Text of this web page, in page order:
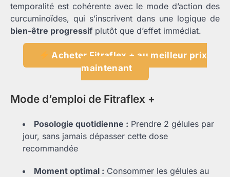
temporalité est cohérente avec le mode d’action des
curcuminoïdes, qui s’inscrivent dans une logique de
bien-être progressif plutôt que d’effet immédiat.
Acheter Fitraflex + au meilleur prix
maintenant
Mode d’emploi de Fitraflex +
Posologie quotidienne : Prendre 2 gélules par
jour, sans jamais dépasser cette dose
recommandée
Moment optimal : Consommer les gélules au